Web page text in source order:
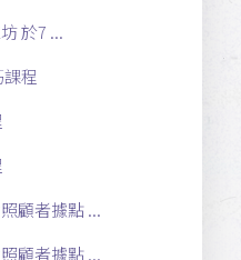
於7 ...
程
顧者據點 ...
顧者據點 ...